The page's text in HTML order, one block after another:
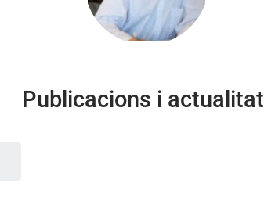
Publicacions i actualitat